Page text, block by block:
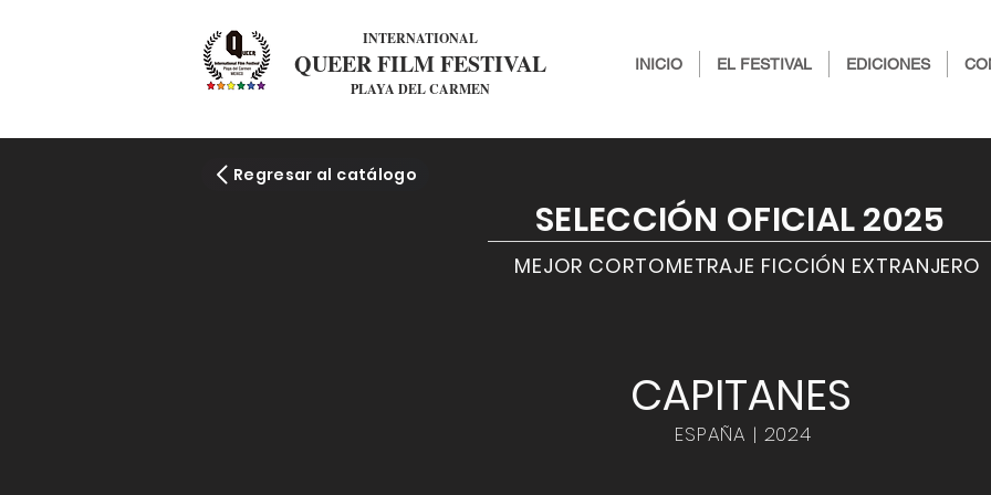
INTERNATIONAL
QUEER FILM FESTIVAL
PLAYA DEL CARMEN
INICIO EL FESTIVAL EDICIONES
Regresar al catálogo
MEJOR CORTOMETRAJE FICCIÓN EXTRANJERO
SELECCIÓN OFICIAL 2025
CAPITANES
ESPAÑA | 2024